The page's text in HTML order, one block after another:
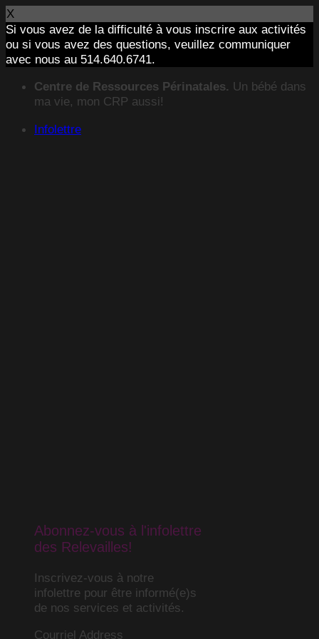
X
Si vous avez de la difficulté à vous inscrire aux activités
ou si vous avez des questions, veuillez communiquer
avec nous au 514.640.6741.
contenu
Centre de Ressources Périnatales. Un bébé dans
ma vie, mon CRP aussi!
Infolettre
Abonnez-vous à l'infolettre
des Relevailles!
Inscrivez-vous à notre
infolettre pour être informé(e)s
de nos services et activités.
Courriel Address